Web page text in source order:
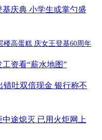
基庆典 小学生或掌勺盛
楼高蛋糕 庆女王登基60周年
资看“薪水地图”
错吐双倍现金 银行称不
途熄灭 已用火炬网上